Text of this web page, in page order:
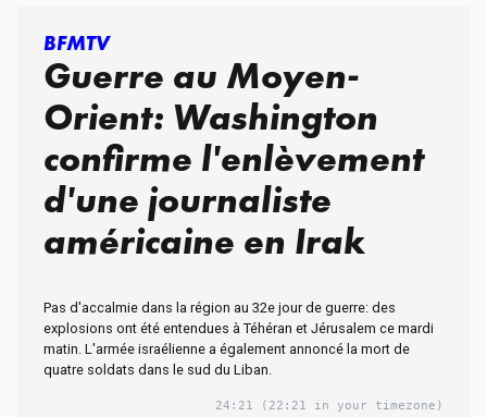
BFMTV
Guerre au Moyen-
Orient: Washington
confirme l'enlèvement
d'une journaliste
américaine en Irak
Pas d'accalmie dans la région au 32e jour de guerre: des
explosions ont été entendues à Téhéran et Jérusalem ce mardi
matin. L'armée israélienne a également annoncé la mort de
quatre soldats dans le sud du Liban.
24:21 (22:21 in your timezone)